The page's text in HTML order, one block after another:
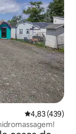
4,83 de uma
4,83 (439)